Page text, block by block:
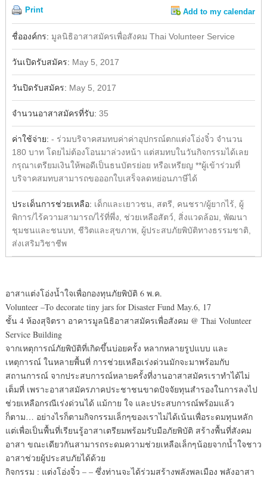
Print Add to my calendar
ชื่อองค์กร: มูลนิธิอาสาสมัครเพื่อสังคม Thai Volunteer Service
วันเปิดรับสมัคร: May 5, 2017
วันปิดรับสมัคร: May 5, 2017
จำนวนอาสาสมัครที่รับ: 35
ค่าใช้จ่าย: - ร่วมบริจาคสมทบค่าค่าอุปกรณ์ตกแต่งโอ่งจิ๋ว จำนวน
180 บาท โดยไม่ต้องโอนมาล่วงหน้า แต่สมทบในวันกิจกรรมได้เลย
กรุณาเตรียมเงินให้พอดีเป็นธนบัตรย่อย หรือเหรียญ **ผู้เข้าร่วมที่
บริจาคสมทบสามารถขอออกใบเสร็จลดหย่อนภาษีได้
ประเด็นการช่วยเหลือ: เด็กและเยาวชน, สตรี, คนชรา/ผู้ยากไร้, ผู้
พิการ/ไร้ความสามารถ/ไร้ที่พึ่ง, ช่วยเหลือสัตว์, สิ่งแวดล้อม, พัฒนา
ชุมชนและชนบท, ชีวิตและสุขภาพ, ผู้ประสบภัยพิบัติทางธรรมชาติ,
ส่งเสริมวิชาชีพ
อาสาแต่งโอ่งน้ำใจเพื่อกองทุนภัยพิบัติ 6 พ.ค.
Volunteer –To decorate tiny jars for Disaster Fund May.6, 17
ชั้น 4 ห้องสุจิตรา อาคารมูลนิธิอาสาสมัครเพื่อสังคม @ Thai Volunteer
Service Building
จากเหตุการณ์ภัยพิบัติที่เกิดขึ้นบ่อยครั้ง หลากหลายรูปแบบ และ
เหตุการณ์ ในหลายพื้นที่ การช่วยเหลือเร่งด่วนมักจะมาพร้อมกับ
สถานการณ์ จากประสบการณ์หลายครั้งที่งานอาสาสมัครเราทำได้ไม่
เต็มที่ เพราะอาสาสมัครภาคประชาชนขาดปัจจัยทุนสำรองในการลงไป
ช่วยเหลือกรณีเร่งด่วนได้ แม้กาย ใจ และประสบการณ์พร้อมแล้ว
ก็ตาม… อย่างไรก็ตามกิจกรรมเล็กๆของเราไม่ได้เน้นเพื่อระดมทุนหลัก
แต่เพื่อเป็นพื้นที่เรียนรู้อาสาเตรียมพร้อมรับมือภัยพิบัติ สร้างพื้นที่สังคม
อาสา ขณะเดียวกันสามารถระดมความช่วยเหลือเล็กๆน้อยจากน้ำใจชาว
อาสาช่วยผู้ประสบภัยได้ด้วย
กิจกรรม : แต่งโอ่งจิ๋ว – – ซึ่งท่านจะได้ร่วมสร้างพลังพลเมือง พลังอาสา